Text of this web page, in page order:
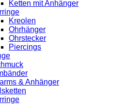
Ketten mit Anhänger
Kreolen
Ohrhänger
Ohrstecker
Piercings
& Anhänger